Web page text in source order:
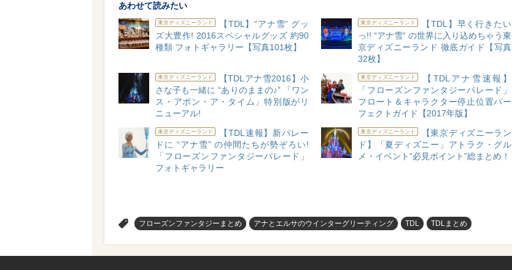
あわせて読みたい
東京ディズニーランド
【TDL】“アナ雪” グッ
ズ大豊作! 2016スペシャルグッズ 約90
種類 フォトギャラリー【写真101枚】
東京ディズニーランド
【TDL】早く行きたい
っ!! “アナ雪” の世界に入り込めちゃう東
京ディズニーランド 徹底ガイド【写真
32枚】
東京ディズニーランド
【TDLアナ雪2016】小
さな子も一緒に “ありのままの♪” 「ワン
ス・アポン・ア・タイム」特別版がリ
ニューアル!
東京ディズニーランド
【TDLアナ雪速報】
「フローズンファンタジーパレード」
フロート＆キャラクター停止位置パー
フェクトガイド【2017年版】
東京ディズニーランド
【TDL速報】新パレー
ドに “アナ雪” の仲間たちが勢ぞろい!
「フローズンファンタジーパレード」
フォトギャラリー
東京ディズニーランド
【東京ディズニーラン
ド】「夏ディズニー」アトラク・グル
メ・イベント“必見ポイント”総まとめ！
フローズンファンタジーまとめ アナとエルサのウインターグリーティング TDL TDLまとめ